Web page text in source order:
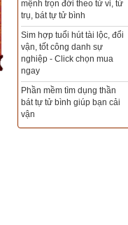
Mua sim Thần tài, Thần tài
theo bạn! Giao sim miễn phí
Xem ngày đẹp - chọn ngày
tốt khởi sự theo kinh dịch
chính xác nhất
Tổng Kho Sim Năm sinh 0x -
9x - 8x -7x -6x giá rẻ nhất thị
trường - Click xem ngay